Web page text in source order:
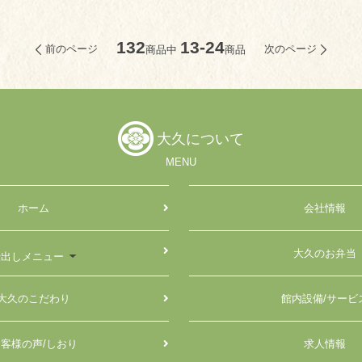
前のページ 132商品中 13-24商品 次のページ
大久について
MENU
ホーム 会社情報
しメニュー 大久のお弁当
久のこだわり 館内設備/サービ
様の声/しおり 求人情報